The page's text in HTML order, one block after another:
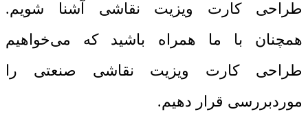
طراحی کارت ویزیت نقاشی آشنا شویم.
همچنان با ما همراه باشید که می‌خواهیم
طراحی کارت ویزیت نقاشی صنعتی را
موردبررسی قرار دهیم.